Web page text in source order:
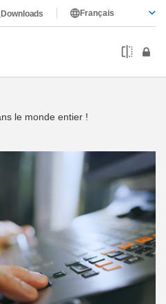
Downloads Français
le monde entier !